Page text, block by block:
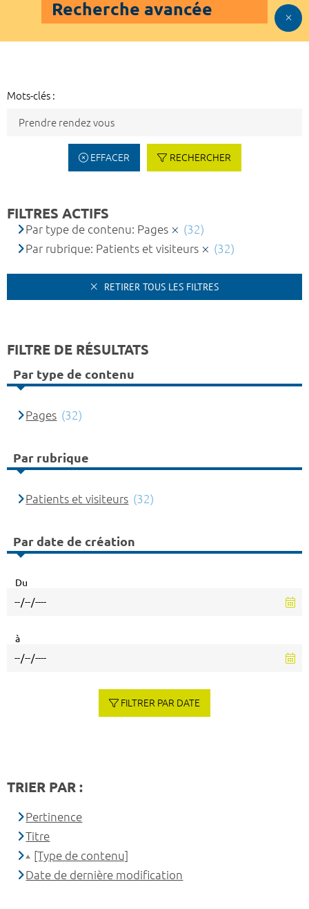
Recherche avancée
Mots-clés :
EFFACER RECHERCHER
FILTRES ACTIFS
Par type de contenu: Pages
(32)
Par rubrique: Patients et visiteurs
(32)
RETIRER TOUS LES FILTRES
FILTRE DE RÉSULTATS
Par type de contenu
Pages (32)
Par rubrique
Patients et visiteurs (32)
Par date de création
Du
à
FILTRER PAR DATE
TRIER PAR :
Pertinence
Titre
[Type de contenu]
Date de dernière modification